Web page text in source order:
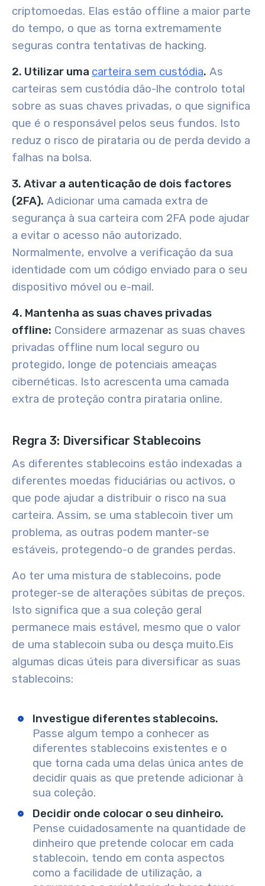
criptomoedas. Elas estão offline a maior parte
do tempo, o que as torna extremamente
seguras contra tentativas de hacking.
2. Utilizar uma carteira sem custódia. As
carteiras sem custódia dão-lhe controlo total
sobre as suas chaves privadas, o que significa
que é o responsável pelos seus fundos. Isto
reduz o risco de pirataria ou de perda devido a
falhas na bolsa.
3. Ativar a autenticação de dois factores
(2FA). Adicionar uma camada extra de
segurança à sua carteira com 2FA pode ajudar
a evitar o acesso não autorizado.
Normalmente, envolve a verificação da sua
identidade com um código enviado para o seu
dispositivo móvel ou e-mail.
4. Mantenha as suas chaves privadas
offline: Considere armazenar as suas chaves
privadas offline num local seguro ou
protegido, longe de potenciais ameaças
cibernéticas. Isto acrescenta uma camada
extra de proteção contra pirataria online.
Regra 3: Diversificar Stablecoins
As diferentes stablecoins estão indexadas a
diferentes moedas fiduciárias ou activos, o
que pode ajudar a distribuir o risco na sua
carteira. Assim, se uma stablecoin tiver um
problema, as outras podem manter-se
estáveis, protegendo-o de grandes perdas.
Ao ter uma mistura de stablecoins, pode
proteger-se de alterações súbitas de preços.
Isto significa que a sua coleção geral
permanece mais estável, mesmo que o valor
de uma stablecoin suba ou desça muito.Eis
algumas dicas úteis para diversificar as suas
stablecoins:
Investigue diferentes stablecoins.
Passe algum tempo a conhecer as
diferentes stablecoins existentes e o
que torna cada uma delas única antes de
decidir quais as que pretende adicionar à
sua coleção.
Decidir onde colocar o seu dinheiro.
Pense cuidadosamente na quantidade de
dinheiro que pretende colocar em cada
stablecoin, tendo em conta aspectos
como a facilidade de utilização, a